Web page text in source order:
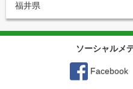
福井県
ソーシャルメ
Facebook